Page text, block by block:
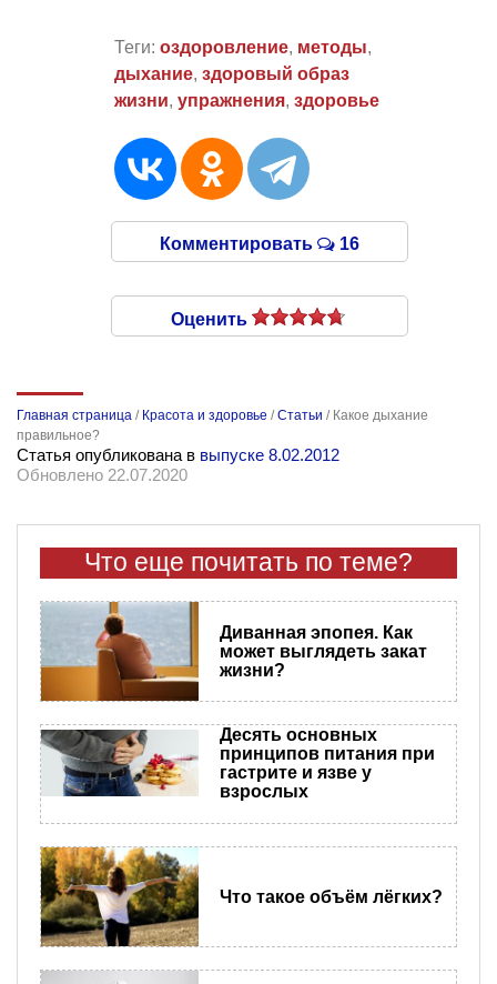
Теги: оздоровление, методы,
дыхание, здоровый образ
жизни, упражнения, здоровье
Комментировать 16
Оценить
Главная страница / Красота и здоровье /Статьи / Какое дыхание
правильное?
Статья опубликована в выпуске 8.02.2012
Обновлено 22.07.2020
Что еще почитать по теме?
Диванная эпопея. Как
может выглядеть закат
жизни?
Десять основных
принципов питания при
гастрите и язве у
взрослых
Что такое объём лёгких?